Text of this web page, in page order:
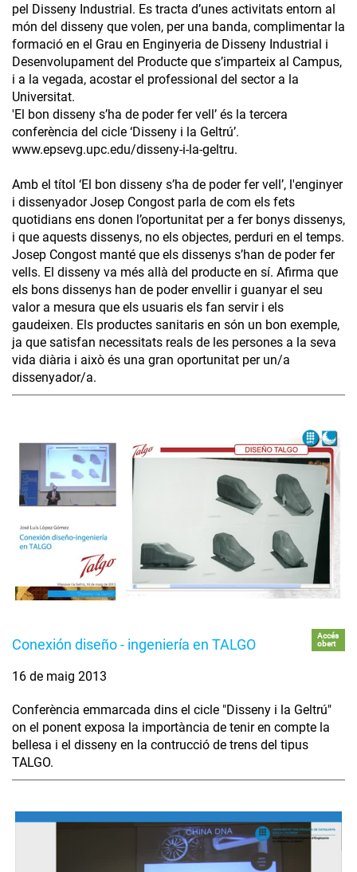
pel Disseny Industrial. Es tracta d’unes activitats entorn al
món del disseny que volen, per una banda, complimentar la
formació en el Grau en Enginyeria de Disseny Industrial i
Desenvolupament del Producte que s’imparteix al Campus,
i a la vegada, acostar el professional del sector a la
Universitat.
'El bon disseny s’ha de poder fer vell’ és la tercera
conferència del cicle ‘Disseny i la Geltrú’.
www.epsevg.upc.edu/disseny-i-la-geltru.
Amb el títol ‘El bon disseny s’ha de poder fer vell’, l'enginyer
i dissenyador Josep Congost parla de com els fets
quotidians ens donen l’oportunitat per a fer bonys dissenys,
i que aquests dissenys, no els objectes, perduri en el temps.
Josep Congost manté que els dissenys s’han de poder fer
vells. El disseny va més allà del producte en sí. Afirma que
els bons dissenys han de poder envellir i guanyar el seu
valor a mesura que els usuaris els fan servir i els
gaudeixen. Els productes sanitaris en són un bon exemple,
ja que satisfan necessitats reals de les persones a la seva
vida diària i això és una gran oportunitat per un/a
dissenyador/a.
Conexión diseño - ingeniería en TALGO
Accés
obert
16 de maig 2013
Conferència emmarcada dins el cicle "Disseny i la Geltrú"
on el ponent exposa la importància de tenir en compte la
bellesa i el disseny en la contrucció de trens del tipus
TALGO.